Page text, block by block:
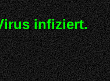
infiziert.